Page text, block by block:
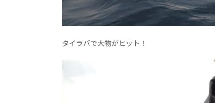
タイラバで大物がヒット！